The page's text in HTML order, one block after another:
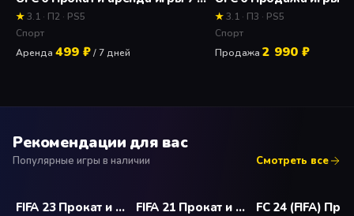
★3.1 · П2 · PS5
Спорт
Аренда 499 ₽/ 7 дней
★3.1 · П3 · PS5
Спорт
Продажа 2 990 ₽
Рекомендации для вас
Популярные игры в наличии Смотреть все
FIFA 23 Прокат и аренда игры 7 дней FIFA 21 Прокат и аренда игры 7 дней